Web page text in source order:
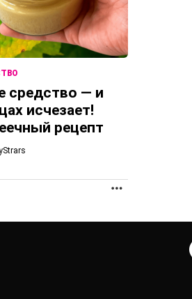
средство — и
исчезает!
рецепт